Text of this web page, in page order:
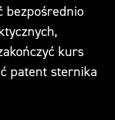
bezpośrednio
kurs
patent sternika